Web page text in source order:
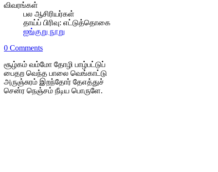
விவரங்கள்
பல ஆசிரியர்கள்
தாய்ப் பிரிவு: எட்டுத்தொகை
ஐங்குறு நூறு
0 Comments
சூழ்கம் வம்மோ தோழி பாழ்பட்டுப்
பைதற வெந்த பாலை வெங்காட்டு
அருஞ்சுரம் இறந்தோர் தேஎத்துச்
சென்ர நெஞ்சம் நீடிய பொருளே.